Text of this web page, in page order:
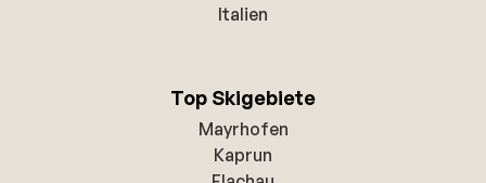
Italien
Top Skigebiete
Mayrhofen
Kaprun